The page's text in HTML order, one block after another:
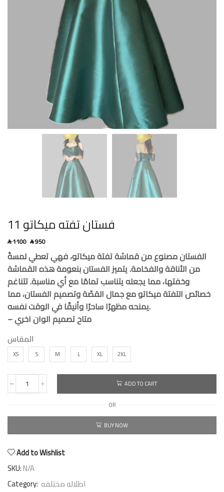
فستان تفته ميكاتو 11
SAR1100 SAR950
الفستان مصنوع من قماشة تفتة ميكاتو، فهي تعطي لمسةً
من الأناقة والفخامة. يتميز الفستان بنعومة هذه القماشة
وخفتها، مما يجعله يتناسب تمامًا مع أي مناسبة. تتناغم
خصائص التفتة ميكاتو مع جمال القصّة وتصميم الفستان، مما
يمنحه مظهرًا ساحرًا وأنيقًا في الوقت نفسه.
المقاس
XS S M L XL 2XL
ADD TO CART
OR
BUY NOW
Add to Wishlist
SKU:N/A
Category: اطلاله مختلفه